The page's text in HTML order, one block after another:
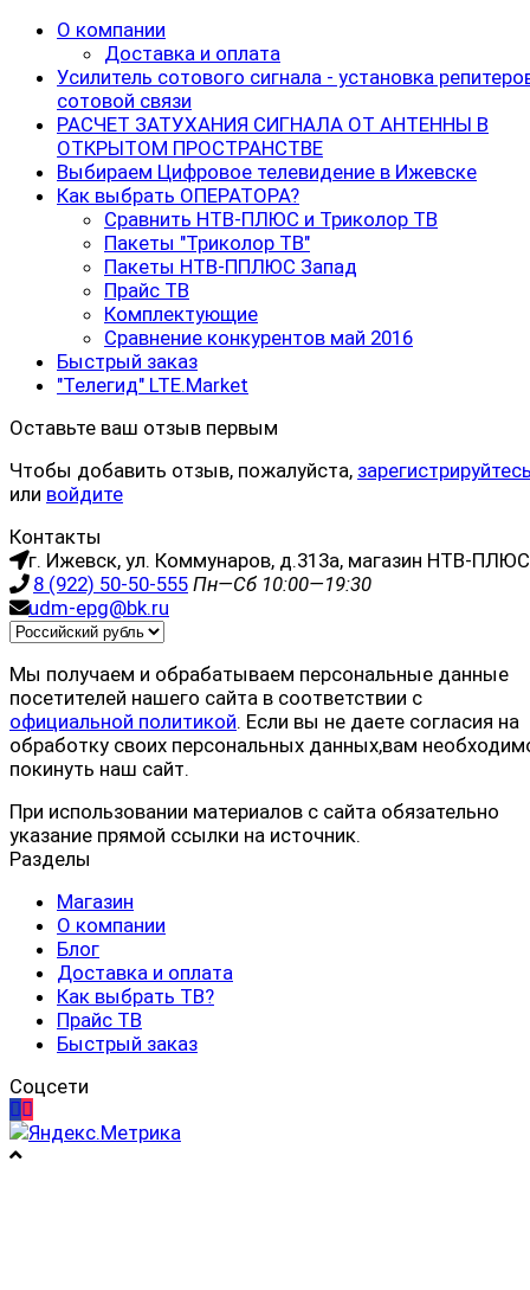
О компании
Доставка и оплата
Усилитель сотового сигнала - установка
сотовой связи
РАСЧЕТ ЗАТУХАНИЯ СИГНАЛА ОТ АНТЕННЫ В
ОТКРЫТОМ ПРОСТРАНСТВЕ
Выбираем Цифровое телевидение в Ижевске
Как выбрать ОПЕРАТОРА?
Cравнить НТВ-ПЛЮС и Триколор ТВ
Пакеты "Триколор ТВ"
Пакеты НТВ-ППЛЮС Запад
Прайс ТВ
Комплектующие
Сравнение конкурентов май 2016
Быстрый заказ
"Телегид" LTE.Market
Оставьте ваш отзыв первым
Чтобы добавить отзыв, пожалуйста,
или войдите
Контакты
г. Ижевск, ул. Коммунаров, д.313а, магазин НТВ-ПЛЮС
8 (922) 50-50-555 Пн—Сб 10:00—19:30
udm-epg@bk.ru
Мы получаем и обрабатываем персональные данные
посетителей нашего сайта в соответствии с
официальной политикой. Если вы не даете согласия на
обработку своих персональных данных,вам
покинуть наш сайт.
При использовании материалов с сайта обязательно
указание прямой ссылки на источник.
Разделы
Магазин
О компании
Блог
Доставка и оплата
Как выбрать ТВ?
Прайс ТВ
Быстрый заказ
Соцсети